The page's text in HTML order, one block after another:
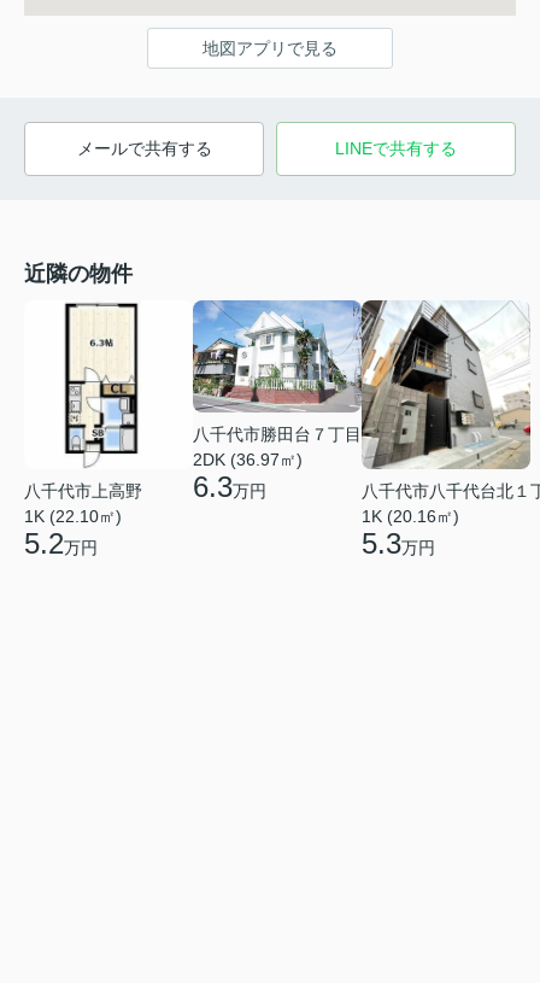
地図アプリで見る
メールで共有する LINEで共有する
近隣の物件
八千代市上高野
1K (22.10㎡)
5.2万円
八千代市勝田台７丁目
2DK (36.97㎡)
6.3万円
八千代市八千代台北１
1K (20.16㎡)
5.3万円